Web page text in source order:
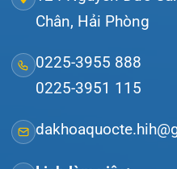
Giới thiệu
Hướng dẫn khám
Video
Tin tức